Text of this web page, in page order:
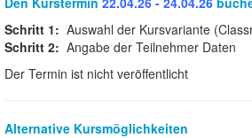
Schritt 1: Auswahl der Kursvariante
Schritt 2: Angabe der Teilnehmer Daten
Der Termin ist nicht veröffentlicht
Alternative Kursmöglichkeiten